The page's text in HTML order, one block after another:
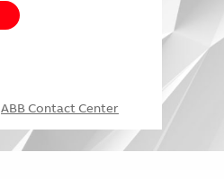
ABB Contact Center